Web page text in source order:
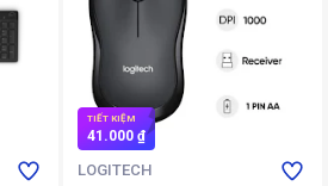
TIẾT KIỆM
41.000 ₫
LOGITECH